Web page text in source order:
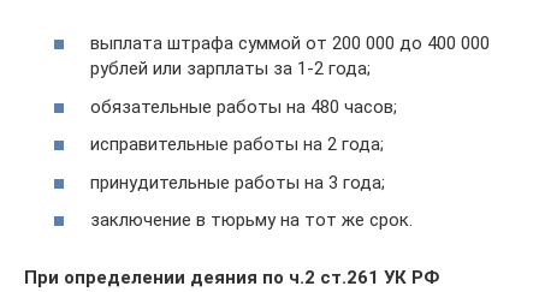
выплата штрафа суммой от 200 000 до 400 000
рублей или зарплаты за 1-2 года;
обязательные работы на 480 часов;
исправительные работы на 2 года;
принудительные работы на 3 года;
заключение в тюрьму на тот же срок.
При определении деяния по ч.2 ст.261 УК РФ